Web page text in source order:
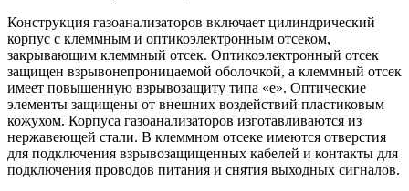
Конструкция газоанализаторов включает цилиндрический
корпус с клеммным и оптикоэлектронным отсеком,
закрывающим клеммный отсек. Оптикоэлектронный отсек
защищен взрывонепроницаемой оболочкой, а клеммный отсек
имеет повышенную взрывозащиту типа «e». Оптические
элементы защищены от внешних воздействий пластиковым
кожухом. Корпуса газоанализаторов изготавливаются из
нержавеющей стали. В клеммном отсеке имеются отверстия
для подключения взрывозащищенных кабелей и контакты для
подключения проводов питания и снятия выходных сигналов.